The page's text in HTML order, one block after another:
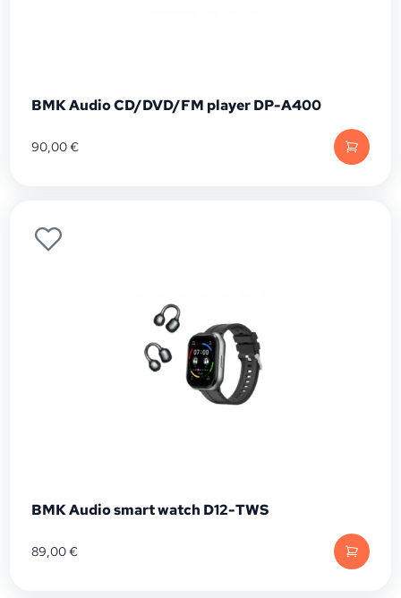
BMK Audio CD/DVD/FM player DP-A400
90,00€
BMK Audio smart watch D12-TWS
89,00€